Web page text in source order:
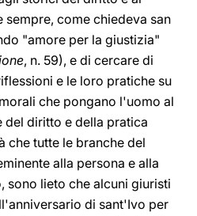
sempre, come chiedeva san
"amore per la giustizia"
, n. 59), e di cercare di
e le loro pratiche su
che pongano l'uomo al
diritto e della pratica
che tutte le branche del
alla persona e alla
sono lieto che alcuni giuristi
di sant'Ivo per